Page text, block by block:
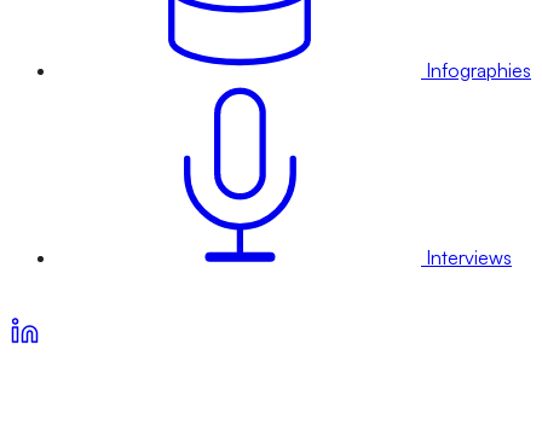
Infographies
Interviews